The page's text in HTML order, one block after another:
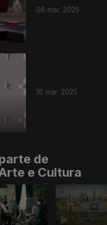
08 mar. 2025
16 mar. 2025
de
e Cultura